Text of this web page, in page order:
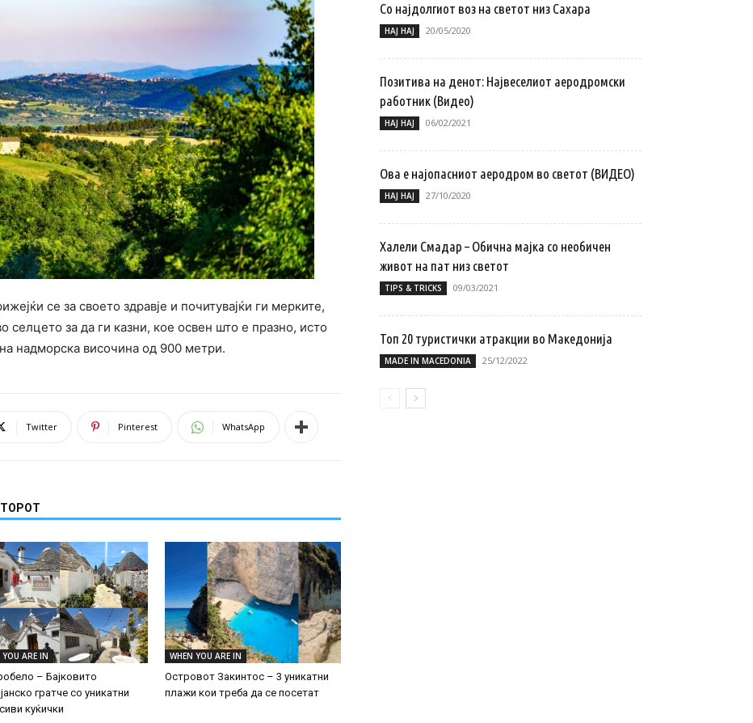
се за своето здравје и почитувајќи ги мерките,
селцето за да ги казни, кое освен што е празно, исто
надморска височина од 900 метри.
Twitter Pinterest WhatsApp
YOU ARE IN
– Бајковито
гратче со уникатни
куќички
WHEN YOU ARE IN
Островот Закинтос – 3 уникатни
плажи кои треба да се посетат
Со најдолгиот воз на светот низ Сахара
НАЈ НАЈ 20/05/2020
Позитива на денот: Највеселиот аеродромски
работник (Видео)
НАЈ НАЈ 06/02/2021
Ова е најопасниот аеродром во светот (ВИДЕО)
НАЈ НАЈ 27/10/2020
Халели Смадар – Обична мајка со необичен
живот на пат низ светот
TIPS & TRICKS 09/03/2021
Топ 20 туристички атракции во Македонија
MADE IN MACEDONIA 25/12/2022